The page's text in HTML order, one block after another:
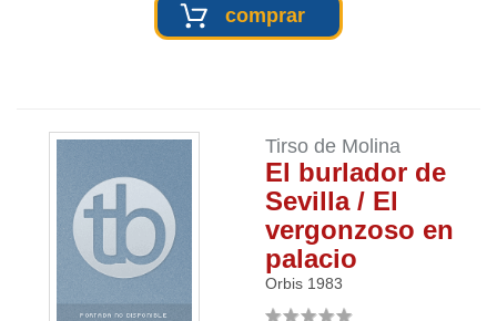
comprar
Tirso de Molina
El burlador de
Sevilla / El
vergonzoso en
palacio
Orbis 1983